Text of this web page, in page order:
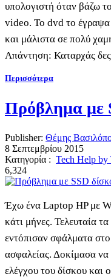
υπολογιστή όταν βάζω
video. To dvd το
και μάλιστα σε πολύ
Απάντηση: Καταρχάς
Περισσότερα
Πρόβλημα με
Publisher: Θέμης
8 Σεπτεμβρίου 2015
Κατηγορία : Tech Help by
6,324
Έχω ένα Laptop HP με
κάτι μήνες. Τελευταία
εντόπισαν σφάλματα
ασφαλείας. Δοκίμασα
ελέγχου του δίσκου και